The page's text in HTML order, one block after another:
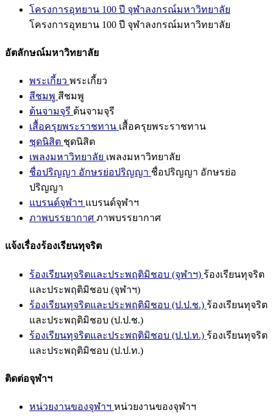
โครงการอุทยาน 100 ปี จุฬาลงกรณ์มหาวิทยาลัย
โครงการอุทยาน 100 ปี จุฬาลงกรณ์มหาวิทยาลัย
อัตลักษณ์มหาวิทยาลัย
พระเกี้ยว พระเกี้ยว
สีชมพู สีชมพู
ต้นจามจุรี ต้นจามจุรี
เสื้อครุยพระราชทาน เสื้อครุยพระราชทาน
ชุดนิสิต ชุดนิสิต
เพลงมหาวิทยาลัย เพลงมหาวิทยาลัย
ชื่อปริญญา อักษรย่อปริญญา ชื่อปริญญา อักษรย่อ
ปริญญา
แบรนด์จุฬาฯ แบรนด์จุฬาฯ
ภาพบรรยากาศ ภาพบรรยากาศ
แจ้งเรื่องร้องเรียนทุจริต
ร้องเรียนทุจริตและประพฤติมิชอบ (จุฬาฯ) ร้องเรียนทุจริต
และประพฤติมิชอบ (จุฬาฯ)
ร้องเรียนทุจริตและประพฤติมิชอบ (ป.ป.ช.) ร้องเรียนทุจริต
และประพฤติมิชอบ (ป.ป.ช.)
ร้องเรียนทุจริตและประพฤติมิชอบ (ป.ป.ท.) ร้องเรียนทุจริต
และประพฤติมิชอบ (ป.ป.ท.)
ติดต่อจุฬาฯ
หน่วยงานของจุฬาฯ หน่วยงานของจุฬาฯ